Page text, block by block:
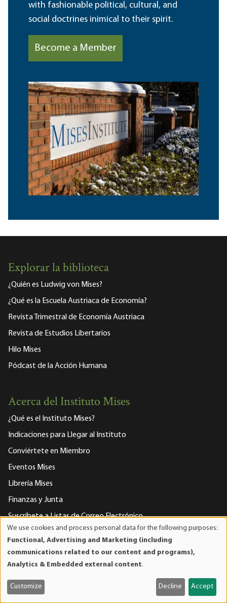
with fashionable political, cultural, and
social doctrines inimical to their spirit.
Become a Member
Explorar la biblioteca
¿Quién es Ludwig von Mises?
¿Qué es la Escuela Austriaca de Economía?
Revista Trimestral de Economía Austriaca
Revista de Estudios Libertarios
Hilo Mises
Pódcast de la Acción Humana
Acerca del Instituto Mises
¿Qué es el Instituto Mises?
Indicaciones para Llegar al Instituto
Conviértete en Miembro
Eventos Mises
Librería Mises
Finanzas y Junta
Suscríbete a Listas de Correo Electrónico
Apoya a Mises
Declaración de Privacidad
Contáctenos
Personal de la facultad
and
cookies
We use cookies and process personal data for the following purposes:
Functional, Advertising and Marketing (including
communications related to our content and programs),
Analytics & Embedded external content.
Customize Decline Accept